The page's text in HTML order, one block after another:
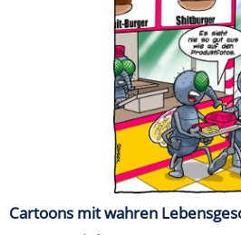
Cartoons mit wahren